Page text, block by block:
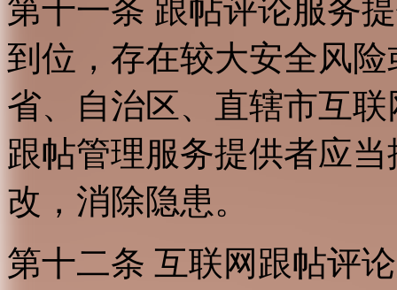
第十一条 跟帖评论服务
到位，存在较大安全风
省、自治区、直辖市互
跟帖管理服务提供者应
改，消除隐患。
第十二条 互联网跟帖评